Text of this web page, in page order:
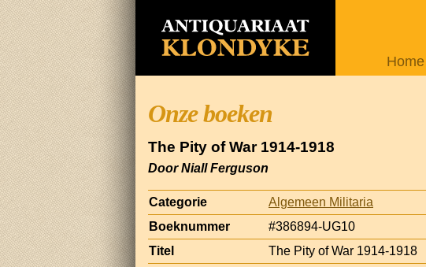
Home
Onze boeken
The Pity of War 1914-1918
Door Niall Ferguson
Categorie
Algemeen Militaria
Boeknummer
#386894-UG10
Titel
The Pity of War 1914-1918